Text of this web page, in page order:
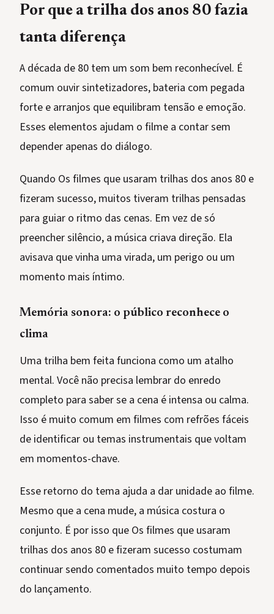
Por que a trilha dos anos 80 fazia
tanta diferença
A década de 80 tem um som bem reconhecível. É
comum ouvir sintetizadores, bateria com pegada
forte e arranjos que equilibram tensão e emoção.
Esses elementos ajudam o filme a contar sem
depender apenas do diálogo.
Quando Os filmes que usaram trilhas dos anos 80 e
fizeram sucesso, muitos tiveram trilhas pensadas
para guiar o ritmo das cenas. Em vez de só
preencher silêncio, a música criava direção. Ela
avisava que vinha uma virada, um perigo ou um
momento mais íntimo.
Memória sonora: o público reconhece o
clima
Uma trilha bem feita funciona como um atalho
mental. Você não precisa lembrar do enredo
completo para saber se a cena é intensa ou calma.
Isso é muito comum em filmes com refrões fáceis
de identificar ou temas instrumentais que voltam
em momentos-chave.
Esse retorno do tema ajuda a dar unidade ao filme.
Mesmo que a cena mude, a música costura o
conjunto. É por isso que Os filmes que usaram
trilhas dos anos 80 e fizeram sucesso costumam
continuar sendo comentados muito tempo depois
do lançamento.